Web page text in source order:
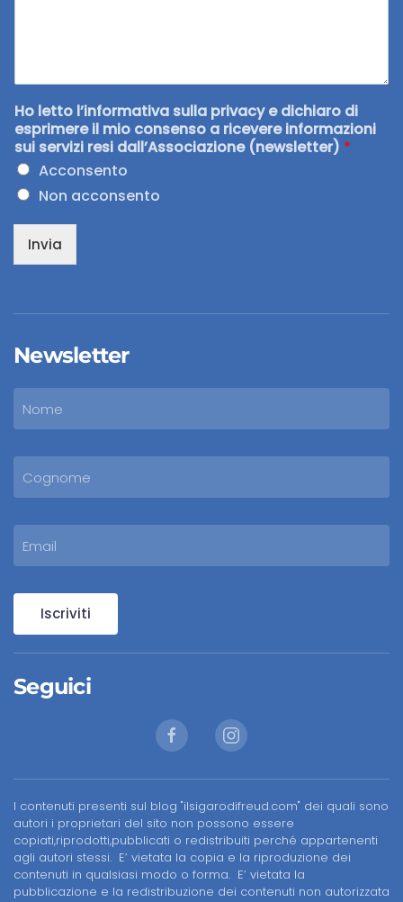
Ho letto l’informativa sulla privacy e dichiaro di
esprimere il mio consenso a ricevere informazioni
sui servizi resi dall’Associazione (newsletter) *
Acconsento
Non acconsento
Invia
Newsletter
Iscriviti
Seguici
I contenuti presenti sul blog "ilsigarodifreud.com" dei quali sono
autori i proprietari del sito non possono essere
copiati,riprodotti,pubblicati o redistribuiti perché appartenenti
agli autori stessi. E’ vietata la copia e la riproduzione dei
contenuti in qualsiasi modo o forma. E’ vietata la
pubblicazione e la redistribuzione dei contenuti non autorizzata